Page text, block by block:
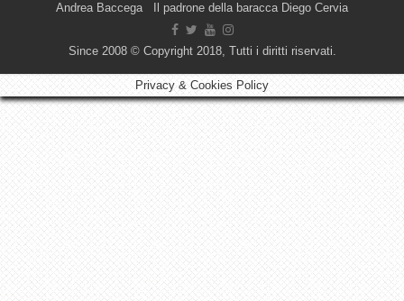
Andrea Baccega Il padrone della baracca Diego Cervia
Since 2008 © Copyright 2018, Tutti i diritti riservati.
Privacy & Cookies Policy